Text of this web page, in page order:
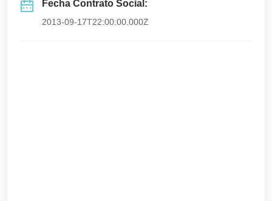
Fecha Contrato Social:
2013-09-17T22:00:00.000Z